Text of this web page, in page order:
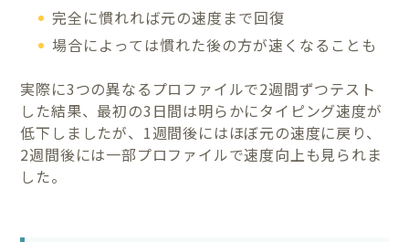
完全に慣れれば元の速度まで回復
場合によっては慣れた後の方が速くなることも
実際に3つの異なるプロファイルで2週間ずつテスト
した結果、最初の3日間は明らかにタイピング速度が
低下しましたが、1週間後にはほぼ元の速度に戻り、
2週間後には一部プロファイルで速度向上も見られま
した。